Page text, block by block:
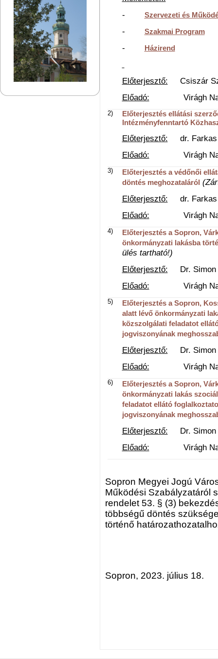
-
Szervezeti és
- Szakmai Program
- Házirend
Előterjesztő: Csiszár
Előadó: Virágh
2)
Előterjesztés ellátási
Intézményfenntartó
Előterjesztő: dr. Farkas
Előadó: Virágh
3)
Előterjesztés a védőnői
döntés meghozataláról
Előterjesztő: dr. Farkas
Előadó: Virágh
4)
Előterjesztés a Sopron,
önkormányzati lakásba
ülés tartható!)
Előterjesztő: Dr. Simon
Előadó: Virágh
5)
Előterjesztés a Sopron,
alatt lévő önkormányzati
közszolgálati feladatot
jogviszonyának
Előterjesztő: Dr. Simon
Előadó: Virágh
6)
Előterjesztés a Sopron,
önkormányzati lakás
feladatot ellátó
jogviszonyának
Előterjesztő: Dr. Simon
Előadó: Virágh
Sopron Megyei Jogú
Működési Szabályzatáról
rendelet 53. § (3)
többségű döntés
történő
Sopron, 2023. július 18.